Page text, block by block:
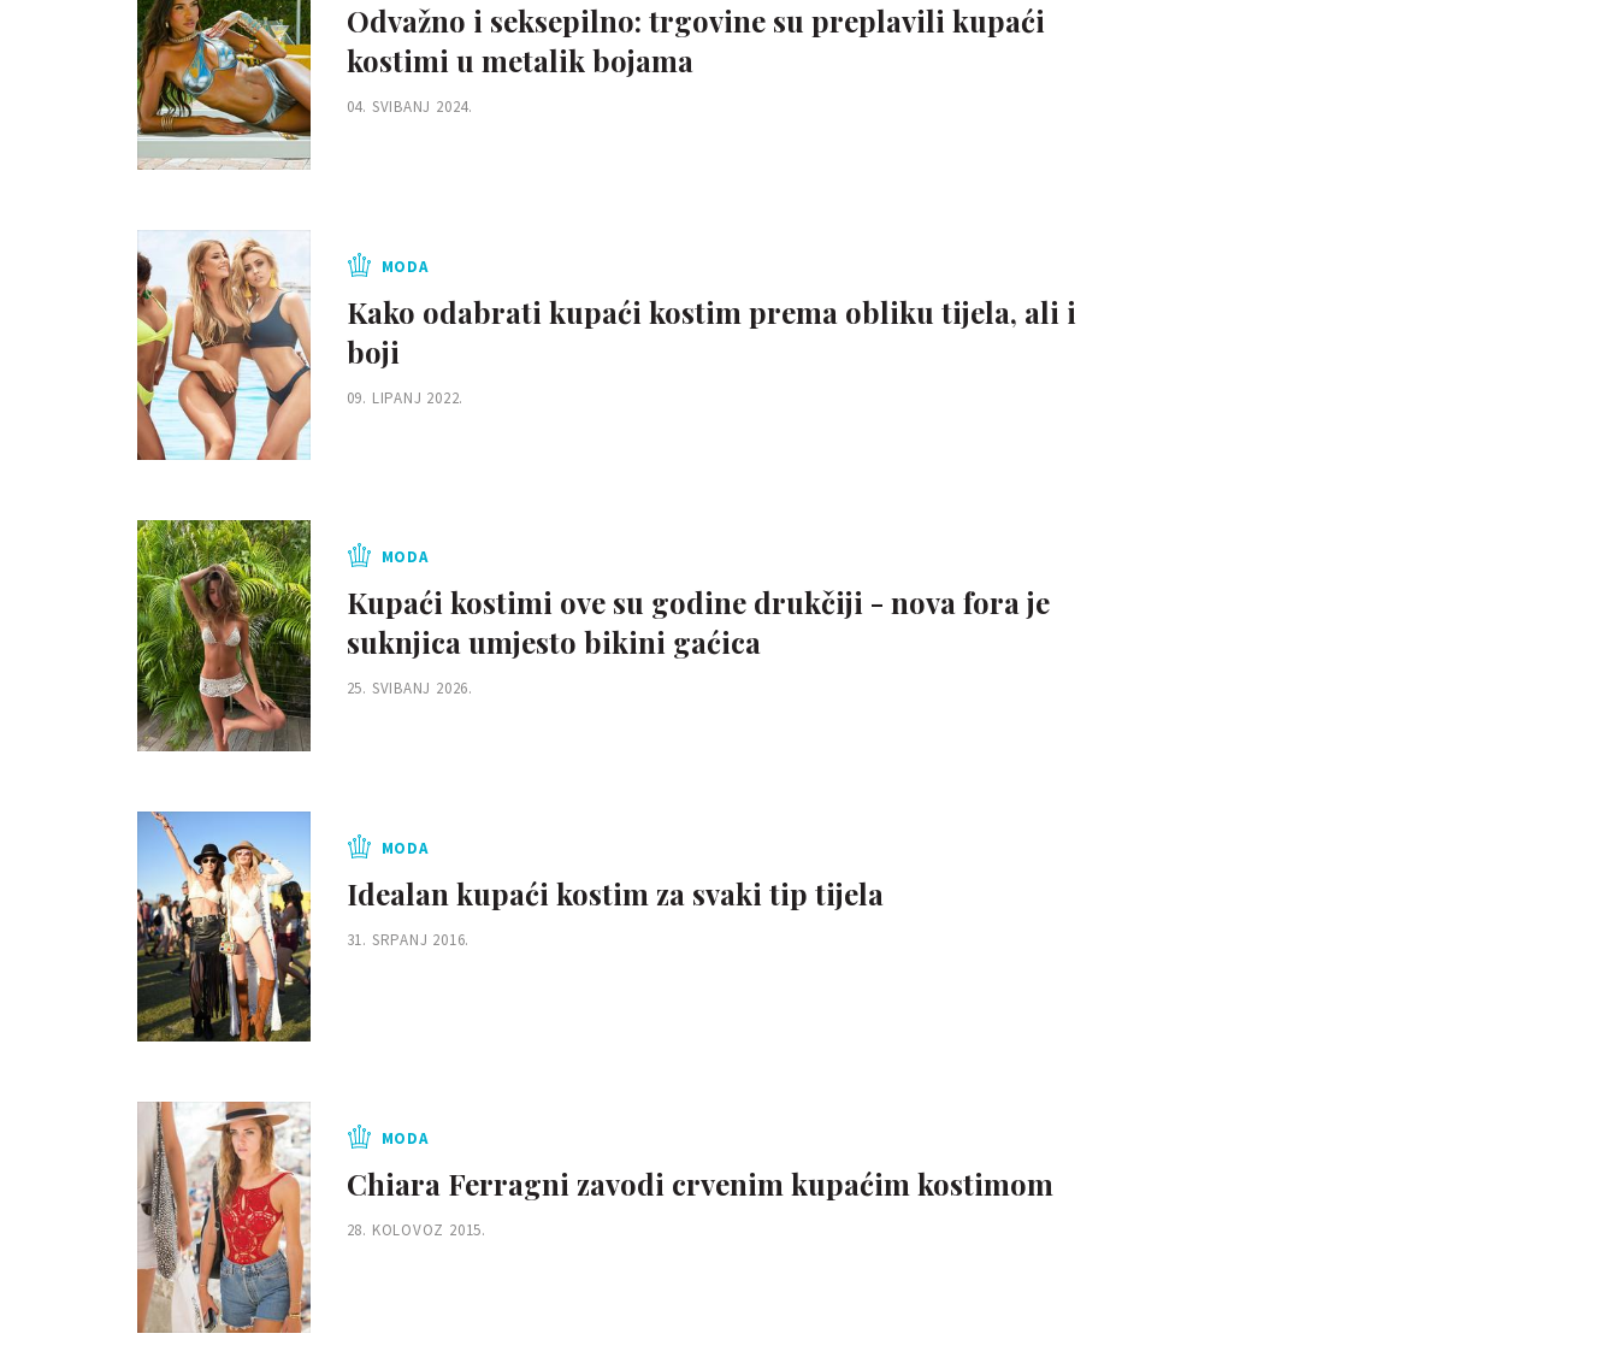
Odvažno i seksepilno: trgovine su preplavili kupaći
kostimi u metalik bojama
04. SVIBANJ 2024.
MODA
Kako odabrati kupaći kostim prema obliku tijela, ali i
boji
09. LIPANJ 2022.
MODA
Kupaći kostimi ove su godine drukčiji - nova fora je
suknjica umjesto bikini gaćica
25. SVIBANJ 2026.
MODA
Idealan kupaći kostim za svaki tip tijela
31. SRPANJ 2016.
MODA
Chiara Ferragni zavodi crvenim kupaćim kostimom
28. KOLOVOZ 2015.